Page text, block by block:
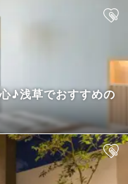
♪浅草でおすすめの